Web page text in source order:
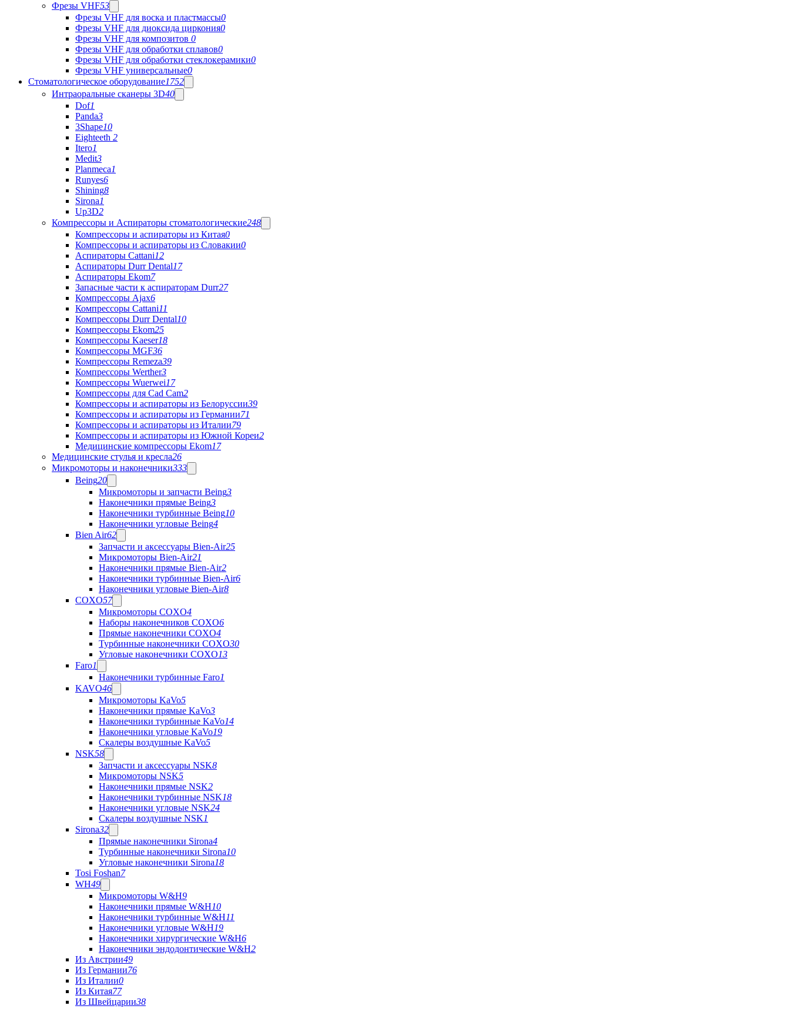
Фрезы VHF53
Фрезы VHF для воска и пластмассы0
Фрезы VHF для диоксида циркония0
Фрезы VHF для композитов 0
Фрезы VHF для обработки сплавов0
Фрезы VHF для обработки стеклокерамики0
Фрезы VHF универсальные0
Стоматологическое оборудование1752
Интраоральные сканеры 3D40
Dof1
Panda3
3Shape10
Eighteeth 2
Itero1
Medit3
Planmeca1
Runyes6
Shining8
Sirona1
Up3D2
Компрессоры и Аспираторы стоматологические248
Компрессоры и аспираторы из Китая0
Компрессоры и аспираторы из Словакии0
Аспираторы Cattani12
Аспираторы Durr Dental17
Аспираторы Ekom7
Запасные части к аспираторам Durr27
Компрессоры Ajax6
Компрессоры Cattani11
Компрессоры Durr Dental10
Компрессоры Ekom25
Компрессоры Kaeser18
Компрессоры MGF36
Компрессоры Remeza39
Компрессоры Werther3
Компрессоры Wuerwei17
Компрессоры для Cad Cam2
Компрессоры и аспираторы из Белоруссии39
Компрессоры и аспираторы из Германии71
Компрессоры и аспираторы из Италии79
Компрессоры и аспираторы из Южной Кореи2
Медицинские компрессоры Ekom17
Медицинские стулья и кресла26
Микромоторы и наконечники333
Being20
Микромоторы и запчасти Being3
Наконечники прямые Being3
Наконечники турбинные Being10
Наконечники угловые Being4
Bien Air62
Запчасти и аксессуары Bien-Air25
Микромоторы Bien-Air21
Наконечники прямые Bien-Air2
Наконечники турбинные Bien-Air6
Наконечники угловые Bien-Air8
COXO57
Микромоторы COXO4
Наборы наконечников COXO6
Прямые наконечники COXO4
Турбинные наконечники COXO30
Угловые наконечники COXO13
Faro1
Наконечники турбинные Faro1
KAVO46
Микромоторы KaVo5
Наконечники прямые KaVo3
Наконечники турбинные KaVo14
Наконечники угловые KaVo19
Скалеры воздушные KaVo5
NSK58
Запчасти и аксессуары NSK8
Микромоторы NSK5
Наконечники прямые NSK2
Наконечники турбинные NSK18
Наконечники угловые NSK24
Скалеры воздушные NSK1
Sirona32
Прямые наконечники Sirona4
Турбинные наконечники Sirona10
Угловые наконечники Sirona18
Tosi Foshan7
WH49
Микромоторы W&H9
Наконечники прямые W&H10
Наконечники турбинные W&H11
Наконечники угловые W&H19
Наконечники хирургические W&H6
Наконечники эндодонтические W&H2
Из Австрии49
Из Германии76
Из Италии0
Из Китая77
Из Швейцарии38